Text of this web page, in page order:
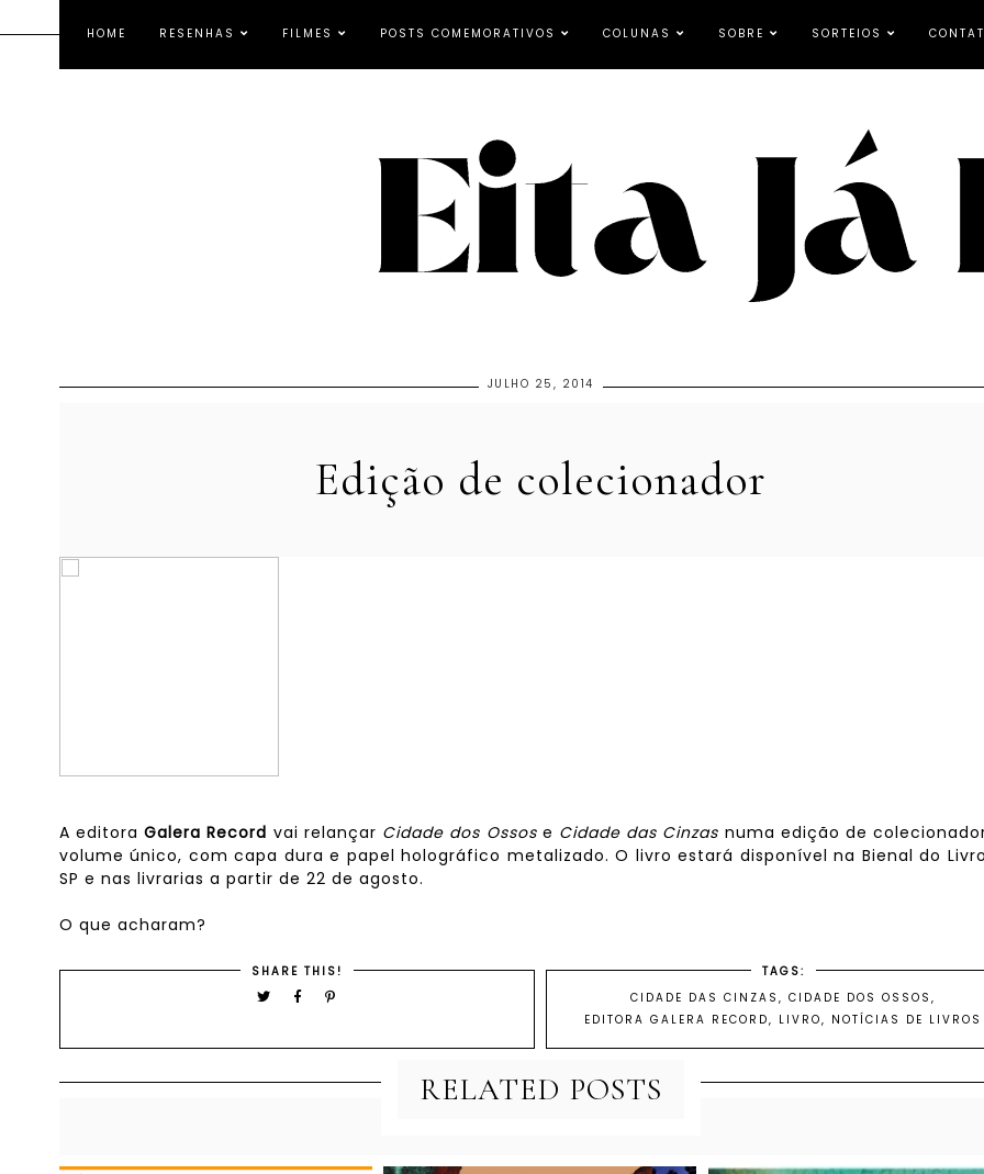
HOME RESENHAS FILMES POSTS COMEMORATIVOS COLUNAS SOBRE SORTEIOS
JULHO 25, 2014
Edição de colecionador
A editoraGalera Record vai relançar Cidade dos Ossose Cidade das Cinzas numa edição de
volume único, com capa dura e papel holográfico metalizado. O livro estará disponível na Bienal do
SP e nas livrarias a partir de 22 de agosto.
O que acharam?
SHARE THIS!
TAGS:
CIDADE DAS CINZAS,CIDADE DOS OSSOS,
EDITORA GALERA RECORD, LIVRO, NOTÍCIAS DE LIVROS
RELATED POSTS